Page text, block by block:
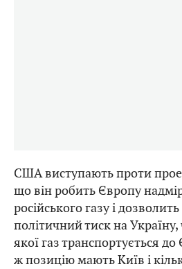
США виступають проти
що він робить Європу
російського газу і
політичний тиск на
якої газ транспортується
ж позицію мають Київ і